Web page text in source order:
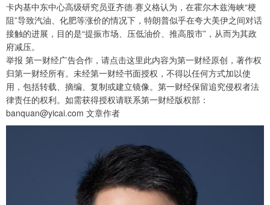
卡内基中东中心高级研究员亚齐德·赛义格认为，在霍尔木兹海峡“梗
阻”导致汽油、化肥等涨价的情况下，特朗普似乎在夸大美伊之间对话
接触的进展，目的是“提振市场、压低油价、推高股市”，从而为其政
府减压。
举报 第一财经广告合作，请点击这里此内容为第一财经原创，著作权
归第一财经所有。未经第一财经书面授权，不得以任何方式加以使
用，包括转载、摘编、复制或建立镜像。第一财经保留追究侵权者法
律责任的权利。如需获得授权请联系第一财经版权部：
banquan@yicai.com 文章作者